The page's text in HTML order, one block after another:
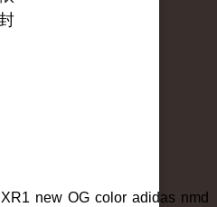
new OG color adidas nmd